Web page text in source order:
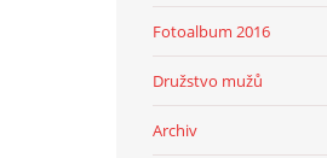
Fotoalbum 2016
Družstvo mužů
Archiv